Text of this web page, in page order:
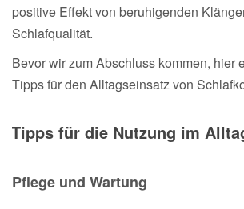
positive Effekt von beruhigenden
Schlafqualität.
Bevor wir zum Abschluss kommen, hier
Tipps für den Alltagseinsatz von
Tipps für die Nutzung im
Pflege und Wartung